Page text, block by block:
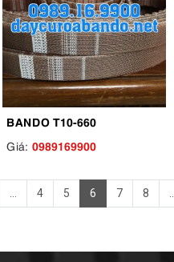
BANDO T10-660
Giá: 0989169900
... 4 5 6 7 8